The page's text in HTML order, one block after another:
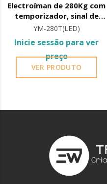
Electroíman de 280Kg com
temporizador, sinal de
estado
YM-280T(LED)
Inicie sessão para ver
preço
VER PRODUTO